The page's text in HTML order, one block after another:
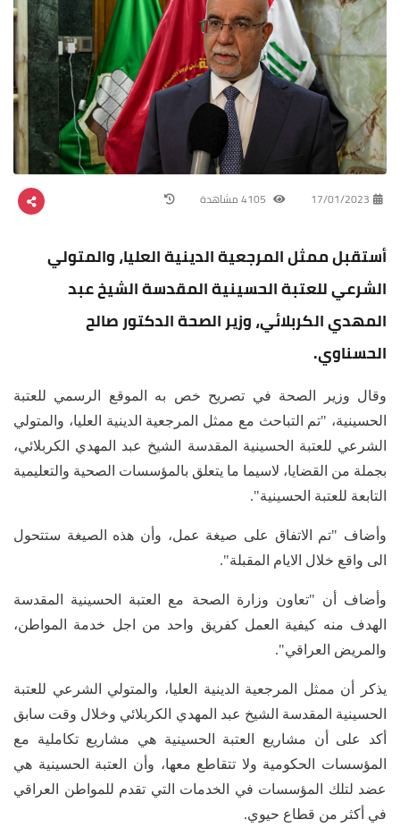
17/01/2023
أستقبل ممثل المرجعية الدينية العليا، والمتولي
الشرعي للعتبة الحسينية المقدسة الشيخ عبد
المهدي الكربلائي، وزير الصحة الدكتور صالح
الحسناوي.
وقال وزير الصحة في تصريح خص به الموقع الرسمي للعتبة
الحسينية، "تم التباحث مع ممثل المرجعية الدينية العليا، والمتولي
الشرعي للعتبة الحسينية المقدسة الشيخ عبد المهدي الكربلائي،
بجملة من القضايا، لاسيما ما يتعلق بالمؤسسات الصحية والتعليمية
التابعة للعتبة الحسينية".
وأضاف "تم الاتفاق على صيغة عمل، وأن هذه الصيغة ستتحول
الى واقع خلال الايام المقبلة".
وأضاف أن "تعاون وزارة الصحة مع العتبة الحسينية المقدسة
الهدف منه كيفية العمل كفريق واحد من اجل خدمة المواطن،
والمريض العراقي".
يذكر أن ممثل المرجعية الدينية العليا، والمتولي الشرعي للعتبة
الحسينية المقدسة الشيخ عبد المهدي الكربلائي وخلال وقت سابق
أكد على أن مشاريع العتبة الحسينية هي مشاريع تكاملية مع
المؤسسات الحكومية ولا تتقاطع معها، وأن العتبة الحسينية هي
عضد لتلك المؤسسات في الخدمات التي تقدم للمواطن العراقي
في أكثر من قطاع حيوي.